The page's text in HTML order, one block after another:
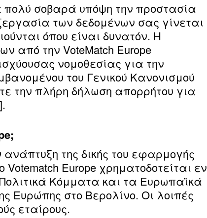
πολύ σοβαρά υπόψη την προστασία
των δεδομένων σας γίνεται
όπου είναι δυνατόν. Η
από την VoteMatch Europe
νομοθεσίας για την
του Γενικού Κανονισμού
την πλήρη δήλωση απορρήτου για
ανάπτυξη της δικής του εφαρμογής
Europe χρηματοδοτείται εν
Κόμματα και τα Ευρωπαϊκά
Ευρώπης στο Βερολίνο. Οι λοιπές
εταίρους.